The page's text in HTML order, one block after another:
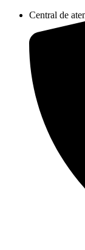
conteúdo
Central de